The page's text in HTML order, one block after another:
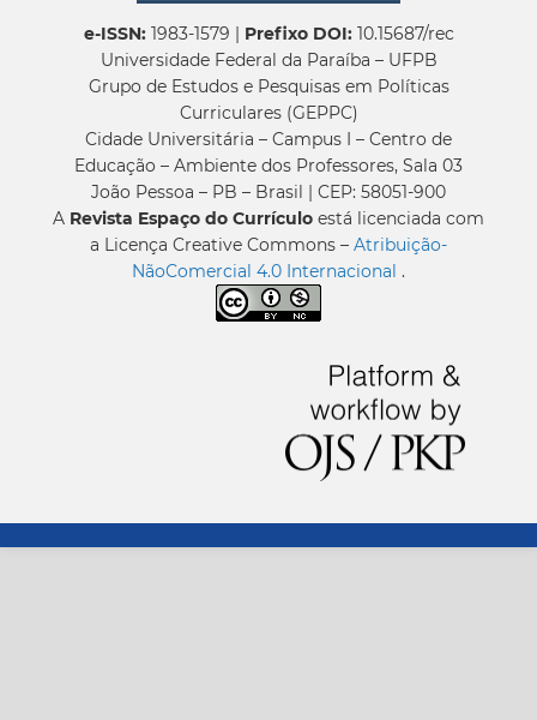
e-ISSN:1983-1579 | Prefixo DOI:10.15687/rec
Universidade Federal da Paraíba – UFPB
Grupo de Estudos e Pesquisas em Políticas
Curriculares (GEPPC)
Cidade Universitária – Campus I – Centro de
Educação – Ambiente dos Professores, Sala 03
João Pessoa – PB – Brasil | CEP: 58051-900
A Revista Espaço do Currículo está licenciada com
a Licença Creative Commons – Atribuição-
NãoComercial 4.0 Internacional .